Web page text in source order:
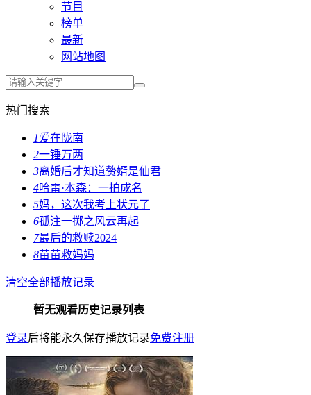
节目
榜单
最新
网站地图
热门搜索
1爱在陇南
2一锤万两
3离婚后才知道赘婿是仙君
4哈雷·本森：一拍成名
5妈，这次我考上状元了
6孤注一掷之风云再起
7最后的救赎2024
8苗苗救妈妈
清空全部播放记录
暂无观看历史记录列表
登录后将能永久保存播放记录免费注册